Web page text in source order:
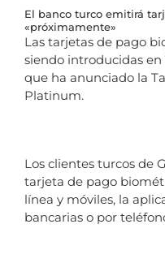
El banco turco emitirá
«próximamente»
Las tarjetas de pago
siendo introducidas en
que ha anunciado la
Platinum.
Los clientes turcos de
tarjeta de pago
línea y móviles, la
bancarias o por